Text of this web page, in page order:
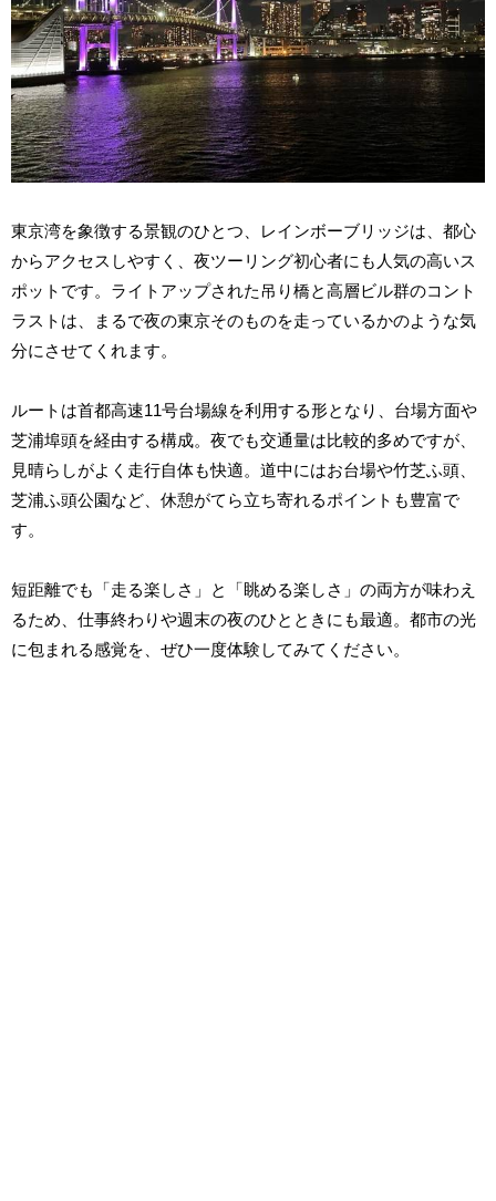
東京湾を象徴する景観のひとつ、レインボーブリッジは、都心
からアクセスしやすく、夜ツーリング初心者にも人気の高いス
ポットです。ライトアップされた吊り橋と高層ビル群のコント
ラストは、まるで夜の東京そのものを走っているかのような気
分にさせてくれます。
ルートは首都高速11号台場線を利用する形となり、台場方面や
芝浦埠頭を経由する構成。夜でも交通量は比較的多めですが、
見晴らしがよく走行自体も快適。道中にはお台場や竹芝ふ頭、
芝浦ふ頭公園など、休憩がてら立ち寄れるポイントも豊富で
す。
短距離でも「走る楽しさ」と「眺める楽しさ」の両方が味わえ
るため、仕事終わりや週末の夜のひとときにも最適。都市の光
に包まれる感覚を、ぜひ一度体験してみてください。